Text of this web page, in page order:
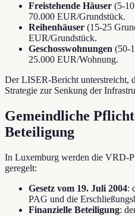
Freistehende Häuser (5-
70.000 EUR/Grundstück.
Reihenhäuser (15-25
EUR/Grundstück.
Geschosswohnungen (50-
25.000 EUR/Wohnung.
Der LISER-Bericht unterstreicht,
Strategie zur Senkung der
Gemeindliche
Beteiligung
In Luxemburg werden die VRD-
geregelt:
Gesetz vom 19. Juli 2004:
PAG und die
Finanzielle Beteiligung: